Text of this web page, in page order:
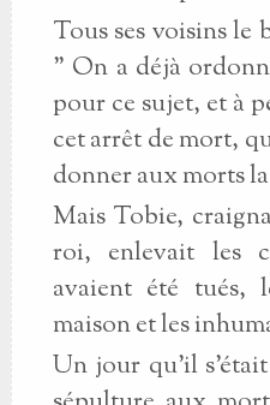
Tous ses voisins le
" On a déjà
pour ce sujet, et à
cet arrêt de mort,
donner aux morts
Mais Tobie,
roi, enlevait les
avaient été tués,
maison et les
Un jour qu'il